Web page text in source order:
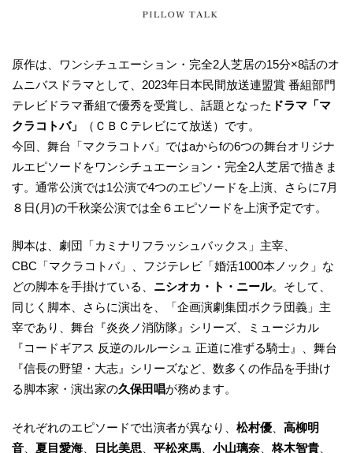
原作は、ワンシチュエーション・完全2人芝居の15分×8話のオ
ムニバスドラマとして、2023年日本民間放送連盟賞 番組部門
テレビドラマ番組で優秀を受賞し、話題となった ドラマ「マ
クラコトバ」
（ＣＢＣテレビにて放送）です。
今回、舞台「マクラコトバ」ではaからfの6つの舞台オリジナ
ルエピソードをワンシチュエーション・完全2人芝居で描きま
す。通常公演では1公演で4つのエピソードを上演、さらに7月
８日(月)の千秋楽公演では全６エピソードを上演予定です。
脚本は、劇団「カミナリフラッシュバックス」主宰、
CBC「マクラコトバ」、フジテレビ「婚活1000本ノック」な
どの脚本を手掛けている、 ニシオカ・ト・ニール。そして、
同じく脚本、さらに演出を、「企画演劇集団ボクラ団義」主
宰であり、舞台『炎炎ノ消防隊』シリーズ、ミュージカル
『コードギアス 反逆のルルーシュ 正道に准ずる騎士』、舞台
『信長の野望・大志』シリーズなど、数多くの作品を手掛け
る脚本家・演出家の久保田唱が務めます。
それぞれのエピソードで出演者が異なり、 松村優
高柳明
音
夏目愛海 日比美思 平松來馬 小山璃奈 柊木智貴